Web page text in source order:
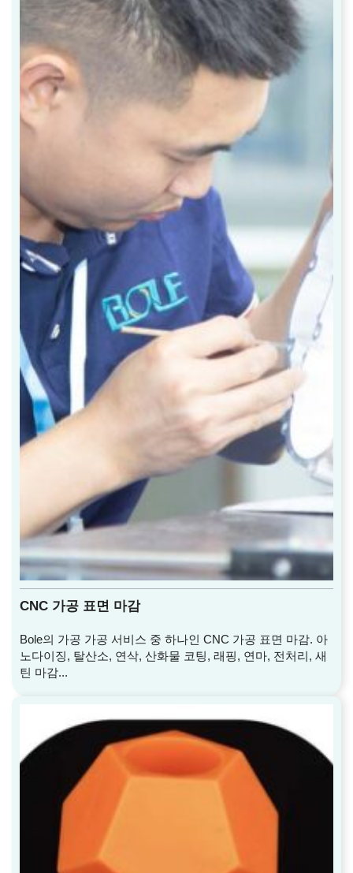
CNC 가공 표면 마감
Bole의 가공 가공 서비스 중 하나인 CNC 가공 표면 마감. 아
노다이징, 탈산소, 연삭, 산화물 코팅, 래핑, 연마, 전처리, 새
틴 마감...